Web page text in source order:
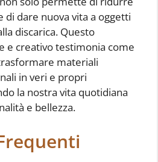
di dare nuova vita a oggetti
discarica. Questo
e creativo testimonia come
materiali
in veri e propri
la nostra vita quotidiana
e bellezza.